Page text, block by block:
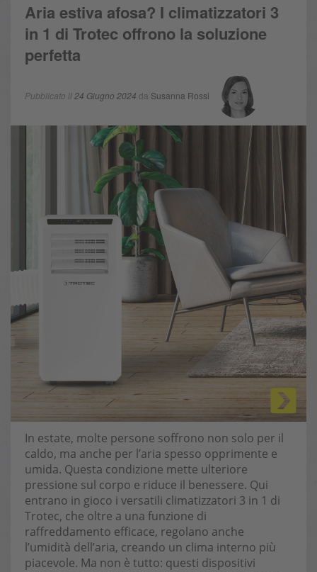
Aria estiva afosa? I climatizzatori 3
in 1 di Trotec offrono la soluzione
perfetta
Pubblicato il24 Giugno 2024 da Susanna Rossi
In estate, molte persone soffrono non solo per il
caldo, ma anche per l’aria spesso opprimente e
umida. Questa condizione mette ulteriore
pressione sul corpo e riduce il benessere. Qui
entrano in gioco i versatili climatizzatori 3 in 1 di
Trotec, che oltre a una funzione di
raffreddamento efficace, regolano anche
l’umidità dell’aria, creando un clima interno più
piacevole. Ma non è tutto: questi dispositivi